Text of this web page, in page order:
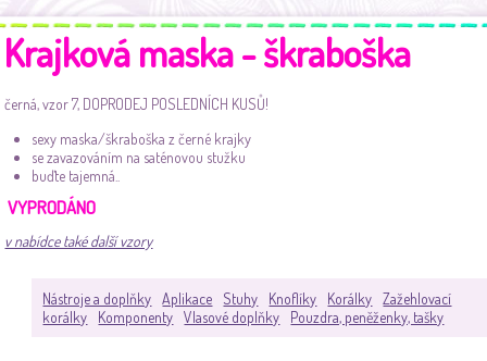
Krajková maska - škraboška
černá, vzor 7, DOPRODEJ POSLEDNÍCH KUSŮ!
sexy maska/škraboška z černé krajky
se zavazováním na saténovou stužku
buďte tajemná..
VYPRODÁNO
v nabídce také další vzory
Nástroje a doplňky Aplikace Stuhy Knoflíky Korálky
Zažehlovací
korálky
Komponenty Vlasové doplňky Pouzdra, peněženky, tašky